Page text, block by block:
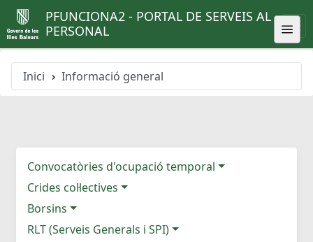
PFUNCIONA2 - PORTAL DE SERVEIS AL
PERSONAL
Inici Informació general
Convocatòries d'ocupació temporal
Crides col·lectives
Borsins
RLT (Serveis Generals i SPI)